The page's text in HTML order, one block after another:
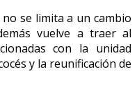
se limita a un cambio
vuelve a traer al
con la unidad
y la reunificación de